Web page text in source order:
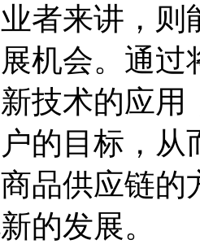
者来讲，
机会。通
技术的应
的目标，
品供应链
的发展。